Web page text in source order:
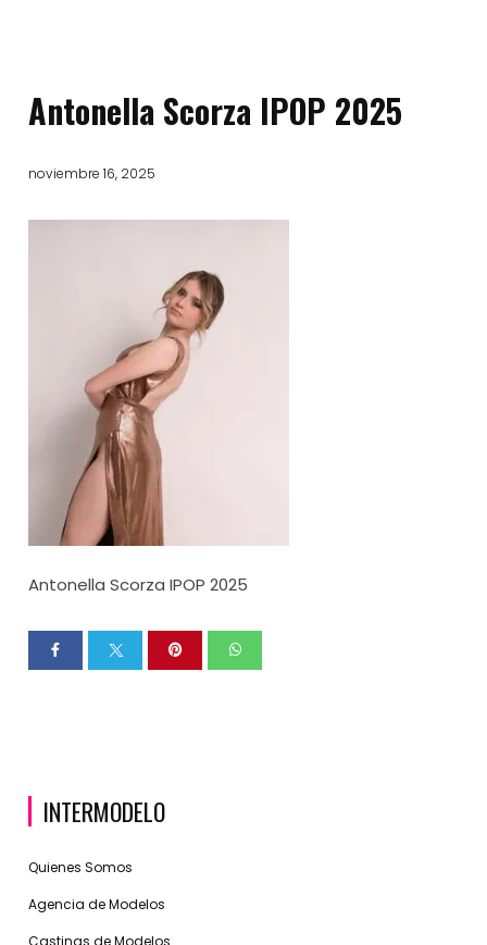
Antonella Scorza IPOP 2025
noviembre 16, 2025
Antonella Scorza IPOP 2025
INTERMODELO
Quienes Somos
Agencia de Modelos
Castings de Modelos